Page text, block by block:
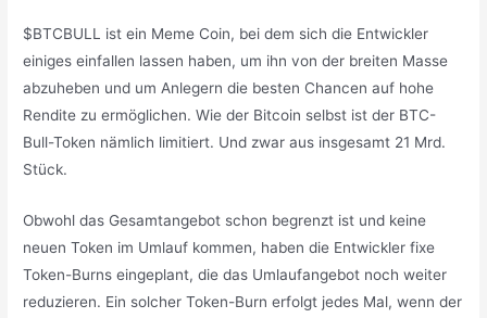
$BTCBULL ist ein Meme Coin, bei dem sich die Entwickler
einiges einfallen lassen haben, um ihn von der breiten Masse
abzuheben und um Anlegern die besten Chancen auf hohe
Rendite zu ermöglichen. Wie der Bitcoin selbst ist der BTC-
Bull-Token nämlich limitiert. Und zwar aus insgesamt 21 Mrd.
Stück.
Obwohl das Gesamtangebot schon begrenzt ist und keine
neuen Token im Umlauf kommen, haben die Entwickler fixe
Token-Burns eingeplant, die das Umlaufangebot noch weiter
reduzieren. Ein solcher Token-Burn erfolgt jedes Mal, wenn der